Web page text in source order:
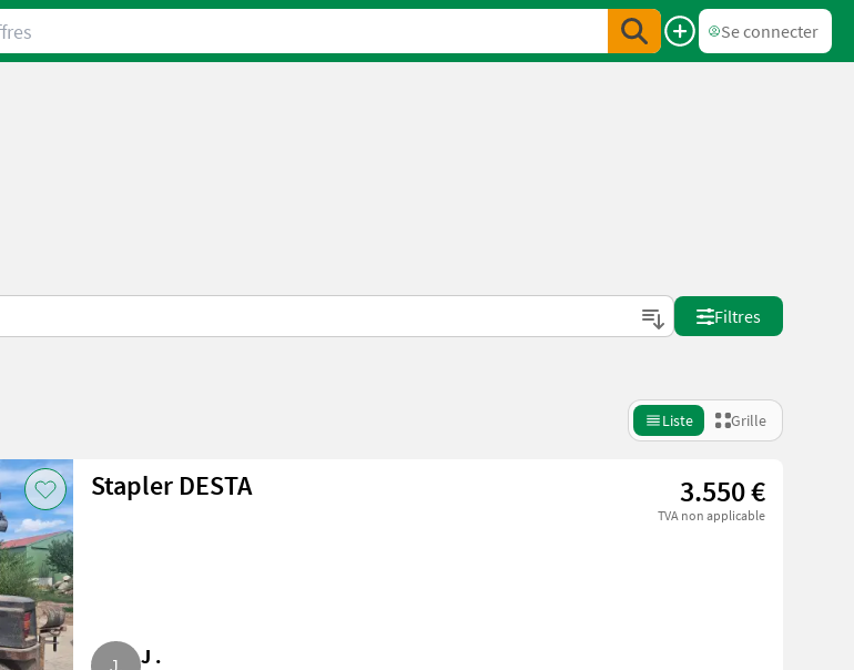
Se connecter
Filtres
Liste Grille
Stapler DESTA 3.550 €
TVA non applicable
J .